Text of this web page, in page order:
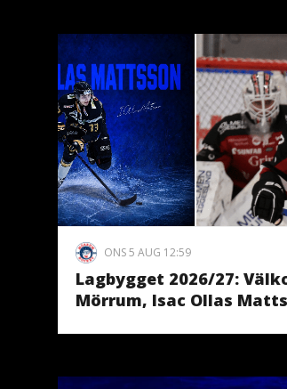
ONS 5 AUG 12:59
Lagbygget 2026/27:
Mörrum, Isac Ollas